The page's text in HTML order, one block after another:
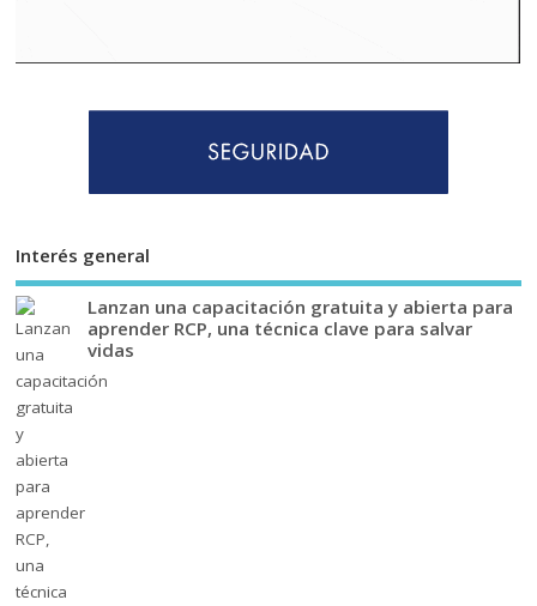
Interés general
Lanzan una capacitación gratuita y abierta para
aprender RCP, una técnica clave para salvar
vidas